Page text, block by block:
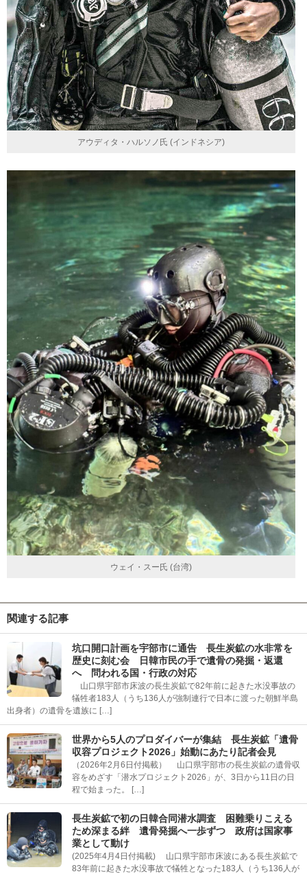
アウディタ・ハルソノ氏 (インドネシア)
ウェイ・スー氏 (台湾)
関連する記事
坑口開口計画を宇部市に通告 長生炭鉱の水非常を
歴史に刻む会 日韓市民の手で遺骨の発掘・返還
へ 問われる国・行政の対応
山口県宇部市床波の長生炭鉱で82年前に起きた水没事故の
犠牲者183人（うち136人が強制連行で日本に渡った朝鮮半島
出身者）の遺骨を遺族に […]
世界から5人のプロダイバーが集結 長生炭鉱「遺骨
収容プロジェクト2026」始動にあたり記者会見
（2026年2月6日付掲載） 山口県宇部市の長生炭鉱の遺骨収
容をめざす「潜水プロジェクト2026」が、3日から11日の日
程で始まった。 […]
長生炭鉱で初の日韓合同潜水調査 困難乗りこえる
ため深まる絆 遺骨発掘へ一歩ずつ 政府は国家事
業として動け
(2025年4月4日付掲載) 山口県宇部市床波にある長生炭鉱で
83年前に起きた水没事故で犠牲となった183人（うち136人が